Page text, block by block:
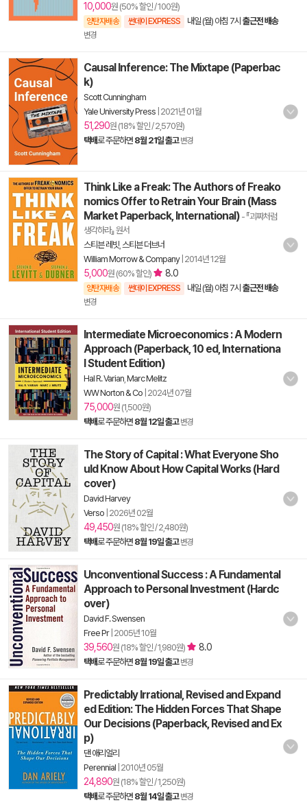
10,000원 (50% 할인 / 100원)
양탄자배송 썬데이 EXPRESS 내일 (월) 아침 7시 출근전 배송
변경
Causal Inference: The Mixtape (Paperbac
k)
Scott Cunningham
Yale University Press 2021년 01월
51,290원 (18% 할인 / 2,570원)
택배로 주문하면 8월 21일 출고 변경
Think Like a Freak: The Authors of Freako
nomics Offer to Retrain Your Brain (Mass
Market Paperback, International) - 『괴짜처럼
생각하라』 원서
스티븐 레빗 스티븐 더브너
William Morrow & Company| 2014년 12월
5,000원 (60% 할인) 8.0
양탄자배송 썬데이 EXPRESS 내일 (월) 아침 7시 출근전 배송
변경
Intermediate Microeconomics : A Modern
Approach (Paperback, 10 ed, Internationa
l Student Edition)
Hal R. Varian Marc Melitz
WW Norton & Co 2024년 07월
75,000원 (1,500원)
택배로 주문하면 8월 12일 출고 변경
The Story of Capital : What Everyone Sho
uld Know About How Capital Works (Hard
cover)
David Harvey
Verso 2026년 02월
49,450원 (18% 할인 / 2,480원)
택배로 주문하면 8월 19일 출고 변경
Unconventional Success : A Fundamental
Approach to Personal Investment (Hardc
over)
David F. Swensen
Free Pr 2005년 10월
39,560원 (18% 할인 / 1,980원) 8.0
택배로 주문하면 8월 19일 출고 변경
Predictably Irrational, Revised and Expand
ed Edition: The Hidden Forces That Shape
Our Decisions (Paperback, Revised and Ex
p)
댄 애리얼리
Perennial 2010년 05월
24,890원 (18% 할인 / 1,250원)
택배로 주문하면 8월 14일 출고 변경